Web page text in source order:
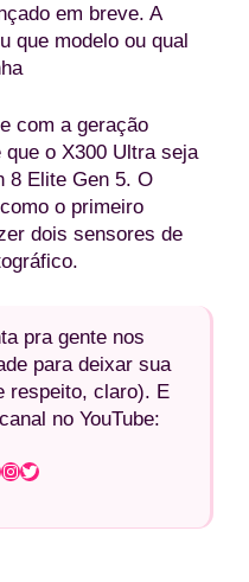
em breve. A
que modelo ou qual
com a geração
o X300 Ultra seja
8 Elite Gen 5. O
o primeiro
dois sensores de
pra gente nos
para deixar sua
respeito, claro). E
no YouTube:
InstagramTwitter